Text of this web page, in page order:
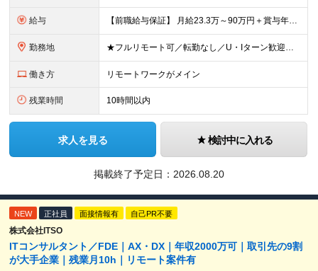
給与 【前職給与保証】 月給23.3万～90万円＋賞与年2回＋インセンティブ ★年収1000万円以上の実績あり！ ※上記月給には月20～30時間分（2万9,300円～21万7,900円）の固定残業代を含み
勤務地 ★フルリモート可／転勤なし／U・Iターン歓迎★ ◎勤務地は相談の上、ご自宅近くに調整します！ 【勤務地】 本社、または東京／埼玉／千葉／神奈川／愛知／仙台のクライアント先 ◎完全在宅（フルリモート）
働き方 リモートワークがメイン
残業時間 10時間以内
求人を見る 検討中に入れる
掲載終了予定日： 2026.08.20
NEW 正社員 面接情報有 自己PR不要
株式会社ITSO
ITコンサルタント／FDE｜AX・DX｜年収2000万可｜取引先の9割
が大手企業｜残業月10h｜リモート案件有